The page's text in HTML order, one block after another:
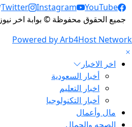
Social Links
Twitter Instagram
YouTube
جميع الحقوق محفوظة © بوابة اخر نيوز 2026
Powered by Arb4Host Network
اخر الاخبار
أخبار السعودية
اخبار التعليم
أخبار التكنولوجيا
مال وأعمال
الصحه والجمال